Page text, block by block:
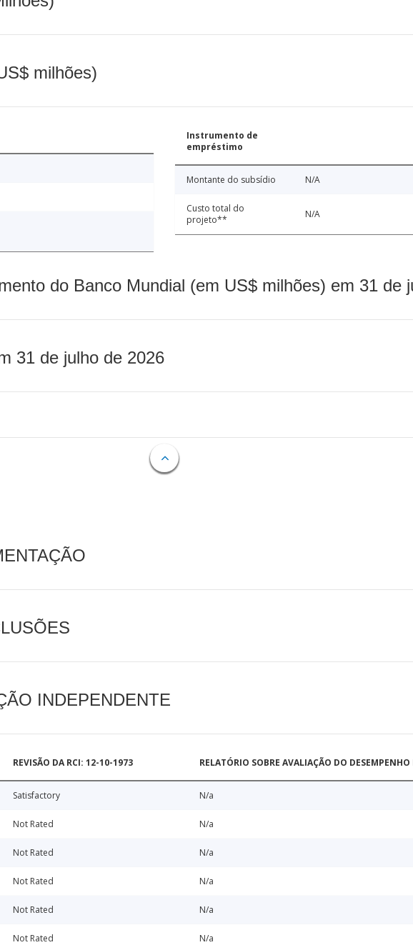
milhões)
Instrumento de
empréstimo
Montante do subsídio N/A
Custo total do
projeto**
N/A
do Banco Mundial (em US$ milhões) em 31 de
31 de julho de 2026
INDEPENDENTE
REVISÃO DA RCI: 12-10-1973 RELATÓRIO SOBRE AVALIAÇÃO DO DESEMPENHO
Satisfactory N/a
Not Rated N/a
Not Rated N/a
Not Rated N/a
Not Rated N/a
Not Rated N/a